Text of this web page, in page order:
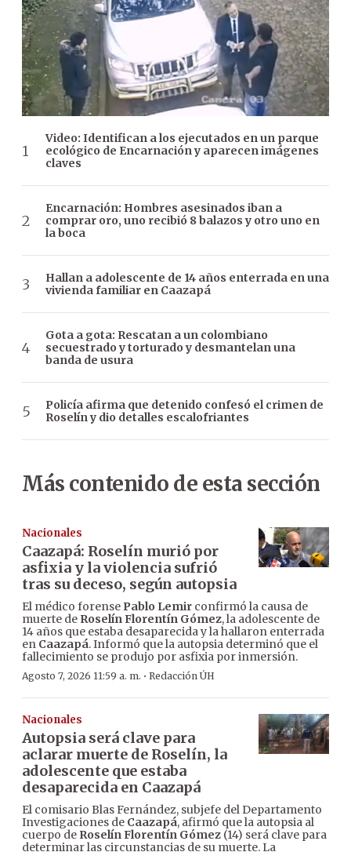
Video: Identifican a los ejecutados en un parque
ecológico de Encarnación y aparecen imágenes
claves
Encarnación: Hombres asesinados iban a
comprar oro, uno recibió 8 balazos y otro uno en
la boca
Hallan a adolescente de 14 años enterrada en una
vivienda familiar en Caazapá
Gota a gota: Rescatan a un colombiano
secuestrado y torturado y desmantelan una
banda de usura
Policía afirma que detenido confesó el crimen de
Roselín y dio detalles escalofriantes
Más contenido de esta sección
Nacionales
Caazapá: Roselín murió por
asfixia y la violencia sufrió
tras su deceso, según autopsia
El médico forense Pablo Lemir confirmó la causa de
muerte de Roselín Florentín Gómez, la adolescente de
14 años que estaba desaparecida y la hallaron enterrada
en Caazapá. Informó que la autopsia determinó que el
fallecimiento se produjo por asfixia por inmersión.
Agosto 7, 2026 11:59 a. m. · Redacción ÚH
Nacionales
Autopsia será clave para
aclarar muerte de Roselín, la
adolescente que estaba
desaparecida en Caazapá
El comisario Blas Fernández, subjefe del Departamento
Investigaciones de Caazapá, afirmó que la autopsia al
cuerpo de Roselín Florentín Gómez (14) será clave para
determinar las circunstancias de su muerte. La